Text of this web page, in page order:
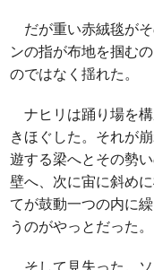
だが重い赤絨毯が
ンの指が布地を掴む
のではなく揺れた。
ナヒリは踊り場を
きほぐした。それが
遊する梁へとその勢
壁へ、次に宙に斜め
てが鼓動一つの内に
うのがやっとだった。